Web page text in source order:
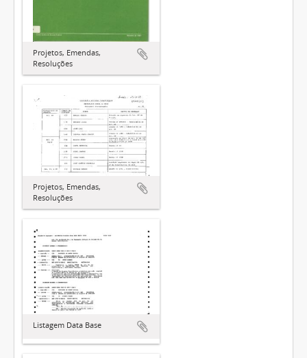
Projetos, Emendas,
Resoluções
Projetos, Emendas,
Resoluções
Listagem Data Base